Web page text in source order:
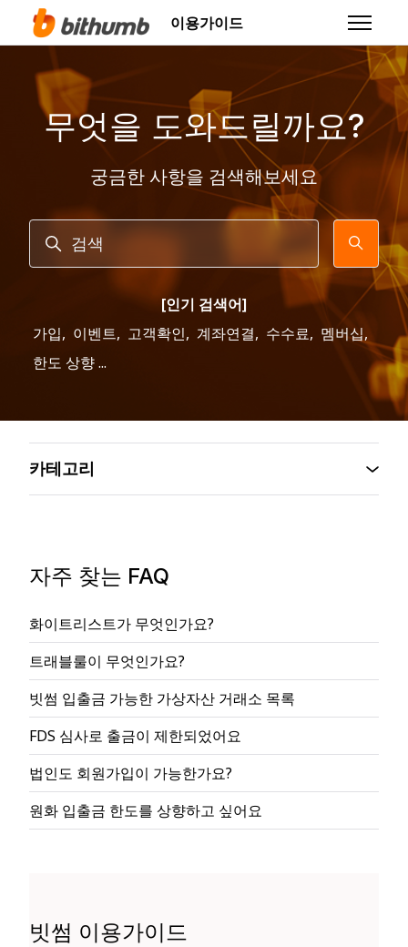
주 콘텐츠로 건너뛰기
이용가이드 탐색 메
무엇을 도와드릴까요?
궁금한 사항을 검색해보세요
검색
[인기 검색어]
가입, 이벤트, 고객확인, 계좌연결, 수수료, 멤버십,
한도 상향 ...
빗썸 이용가이드
자주 찾는 FAQ
화이트리스트가 무엇인가요?
트래블룰이 무엇인가요?
빗썸 입출금 가능한 가상자산 거래소 목록
FDS 심사로 출금이 제한되었어요
법인도 회원가입이 가능한가요?
원화 입출금 한도를 상향하고 싶어요
카테고리